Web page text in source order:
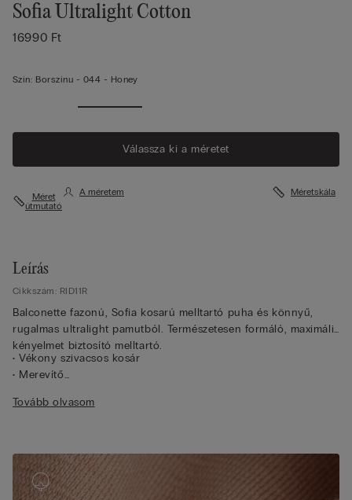
Sofia Ultralight Cotton
16990 Ft
Szín: Borszínu - 044 - Honey
Válassza ki a méretet
Méret
útmutató
A méretem Méretskála
Leírás
Cikkszám: RID11R
Balconette fazonú, Sofia kosarú melltartó puha és könnyű,
rugalmas ultralight pamutból. Természetesen formáló, maximális
kényelmet biztosító melltartó.
• Vékony szivacsos kosár
• Merevítő
érdekében tüll béléssel
• Kiemeli a dekoltázst és kerekebb formákat kölcsönöz
Tovább olvasom